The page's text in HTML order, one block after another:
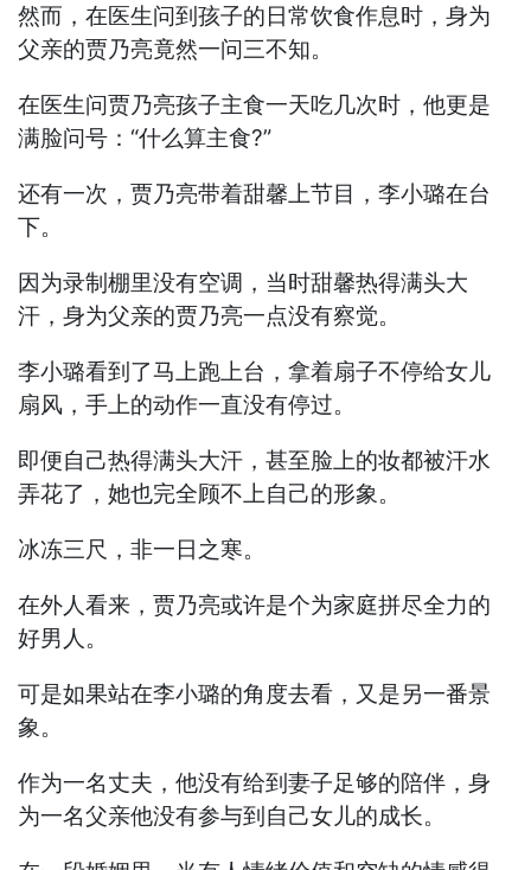
然而，在医生问到孩子的日常饮食作息时，身为
父亲的贾乃亮竟然一问三不知。
在医生问贾乃亮孩子主食一天吃几次时，他更是
满脸问号：“什么算主食?”
还有一次，贾乃亮带着甜馨上节目，李小璐在台
下。
因为录制棚里没有空调，当时甜馨热得满头大
汗，身为父亲的贾乃亮一点没有察觉。
李小璐看到了马上跑上台，拿着扇子不停给女儿
扇风，手上的动作一直没有停过。
即便自己热得满头大汗，甚至脸上的妆都被汗水
弄花了，她也完全顾不上自己的形象。
冰冻三尺，非一日之寒。
在外人看来，贾乃亮或许是个为家庭拼尽全力的
好男人。
可是如果站在李小璐的角度去看，又是另一番景
象。
作为一名丈夫，他没有给到妻子足够的陪伴，身
为一名父亲他没有参与到自己女儿的成长。